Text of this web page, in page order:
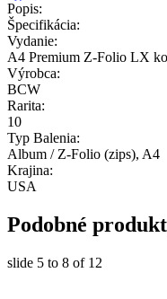
Popis:
Špecifikácia:
Vydanie:
A4 Premium Z-Folio LX
Výrobca:
BCW
Rarita:
10
Typ Balenia:
Album / Z-Folio (zips), A4
Krajina:
USA
Podobné
slide 5 to 8 of 12